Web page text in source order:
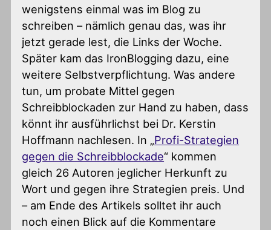
wenigstens einmal was im Blog zu
schreiben – nämlich genau das, was ihr
jetzt gerade lest, die Links der Woche.
Später kam das IronBlogging dazu, eine
weitere Selbstverpflichtung. Was andere
tun, um probate Mittel gegen
Schreibblockaden zur Hand zu haben, dass
könnt ihr ausführlichst bei Dr. Kerstin
Hoffmann nachlesen. In „Profi-Strategien
gegen die Schreibblockade“ kommen
gleich 26 Autoren jeglicher Herkunft zu
Wort und gegen ihre Strategien preis. Und
– am Ende des Artikels solltet ihr auch
noch einen Blick auf die Kommentare